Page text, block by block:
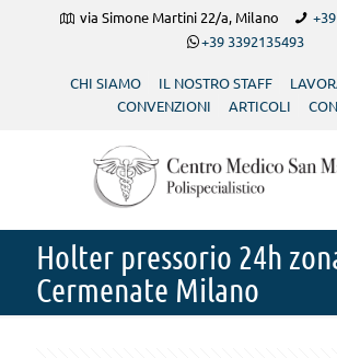
via Simone Martini 22/a, Milano
+39 3392135493
CHI SIAMO IL NOSTRO STAFF
CONVENZIONI
ARTICOLI
Holter pressorio 24h
Cermenate Milano